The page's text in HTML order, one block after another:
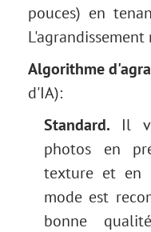
pouces) en
Algorithme
d'IA):
Standard. Il
photos en
texture et en
mode est
bonne